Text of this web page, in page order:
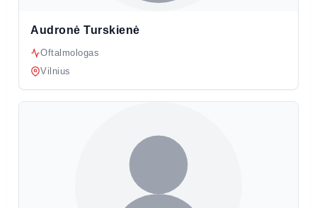
Audronė Turskienė
Oftalmologas
Vilnius